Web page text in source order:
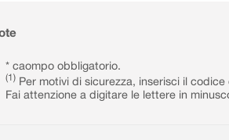
* caompo obbligatorio.
(1) Per motivi di sicurezza, inserisci il
Fai attenzione a digitare le lettere in